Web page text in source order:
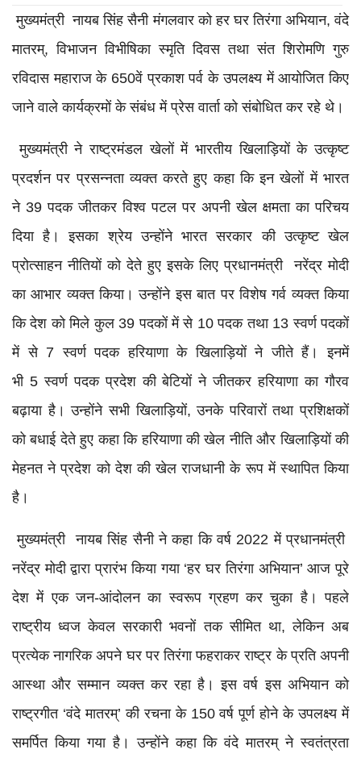
मुख्यमंत्री नायब सिंह सैनी मंगलवार को हर घर तिरंगा अभियान, वंदे
मातरम्, विभाजन विभीषिका स्मृति दिवस तथा संत शिरोमणि गुरु
रविदास महाराज के 650वें प्रकाश पर्व के उपलक्ष्य में आयोजित किए
जाने वाले कार्यक्रमों के संबंध में प्रेस वार्ता को संबोधित कर रहे थे।
मुख्यमंत्री ने राष्ट्रमंडल खेलों में भारतीय खिलाड़ियों के उत्कृष्ट
प्रदर्शन पर प्रसन्नता व्यक्त करते हुए कहा कि इन खेलों में भारत
ने 39 पदक जीतकर विश्व पटल पर अपनी खेल क्षमता का परिचय
दिया है। इसका श्रेय उन्होंने भारत सरकार की उत्कृष्ट खेल
प्रोत्साहन नीतियों को देते हुए इसके लिए प्रधानमंत्री नरेंद्र मोदी
का आभार व्यक्त किया। उन्होंने इस बात पर विशेष गर्व व्यक्त किया
कि देश को मिले कुल 39 पदकों में से 10 पदक तथा 13 स्वर्ण पदकों
में से 7 स्वर्ण पदक हरियाणा के खिलाड़ियों ने जीते हैं। इनमें
भी 5 स्वर्ण पदक प्रदेश की बेटियों ने जीतकर हरियाणा का गौरव
बढ़ाया है। उन्होंने सभी खिलाड़ियों, उनके परिवारों तथा प्रशिक्षकों
को बधाई देते हुए कहा कि हरियाणा की खेल नीति और खिलाड़ियों की
मेहनत ने प्रदेश को देश की खेल राजधानी के रूप में स्थापित किया
है।
मुख्यमंत्री नायब सिंह सैनी ने कहा कि वर्ष 2022 में प्रधानमंत्री
नरेंद्र मोदी द्वारा प्रारंभ किया गया ‘हर घर तिरंगा अभियान’ आज पूरे
देश में एक जन-आंदोलन का स्वरूप ग्रहण कर चुका है। पहले
राष्ट्रीय ध्वज केवल सरकारी भवनों तक सीमित था, लेकिन अब
प्रत्येक नागरिक अपने घर पर तिरंगा फहराकर राष्ट्र के प्रति अपनी
आस्था और सम्मान व्यक्त कर रहा है। इस वर्ष इस अभियान को
राष्ट्रगीत ‘वंदे मातरम्’ की रचना के 150 वर्ष पूर्ण होने के उपलक्ष्य में
समर्पित किया गया है। उन्होंने कहा कि वंदे मातरम् ने स्वतंत्रता